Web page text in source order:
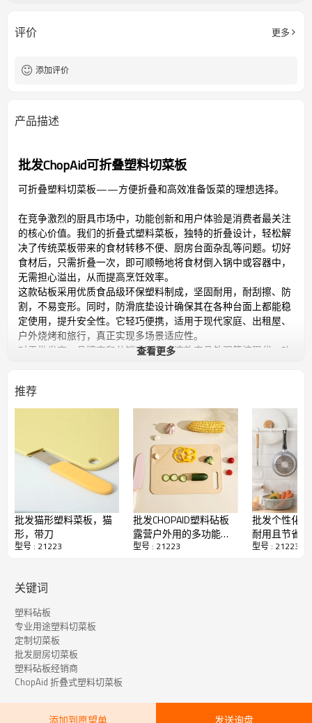
评价 更多
添加评价
产品描述
批发ChopAid可折叠塑料切菜板
可折叠塑料切菜板——方便折叠和高效准备饭菜的理想选择。
在竞争激烈的厨具市场中，功能创新和用户体验是消费者最关注
的核心价值。我们的折叠式塑料菜板，独特的折叠设计，轻松解
决了传统菜板带来的食材转移不便、厨房台面杂乱等问题。切好
食材后，只需折叠一次，即可顺畅地将食材倒入锅中或容器中，
无需担心溢出，从而提高烹饪效率。
这款砧板采用优质食品级环保塑料制成，坚固耐用，耐刮擦、防
割，不易变形。同时，防滑底垫设计确保其在各种台面上都能稳
定使用，提升安全性。它轻巧便携，适用于现代家庭、出租屋、
户外烧烤和旅行，真正实现多场景适应性。
对于批发商、品牌商和分销商而言，这款产品外观简洁现代，功
高效的生产能力，能够快速响应大批量订单需求。
选择我们，就意味着选择一个能为您带来销量与利润双赢的合作
定制厨房折叠塑料砧板技术规格
姓名：
可折叠塑料切菜板
颜色：
绿色的
受到推崇的：
产品尺寸：
物品重量：
形状：
查看更多
推荐
批发猫形塑料菜板，猫
形，带刀
型号 : 21223
批发CHOPAID塑料砧板
露营户外用的多功能砧
板，方便携带易使用
型号 : 21223
批发个性化
耐用且节省
解决方案定
型号 : 21223
关键词
塑料砧板
专业用途塑料切菜板
定制切菜板
批发厨房切菜板
塑料砧板经销商
ChopAid 折叠式塑料切菜板
添加到愿望单 发送询盘